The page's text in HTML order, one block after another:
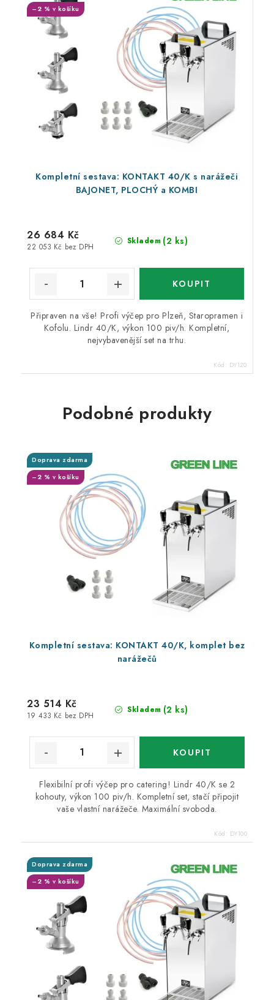
Kompletní sestava: KONTAKT 40/K s narážeči
BAJONET, PLOCHÝ a KOMBI
–2 % v košíku
Skladem (2 ks)
22 053 Kč bez DPH
26 684 Kč
Připraven na vše! Profi výčep pro Plzeň, Staropramen i
Kofolu. Lindr 40/K, výkon 100 piv/h. Kompletní,
nejvybavenější set na trhu.
Kód: DY120
Podobné produkty
Kompletní sestava: KONTAKT 40/K, komplet bez
narážečů
Doprava zdarma
–2 % v košíku
Skladem (2 ks)
19 433 Kč bez DPH
23 514 Kč
Flexibilní profi výčep pro catering! Lindr 40/K se 2
kohouty, výkon 100 piv/h. Kompletní set, stačí připojit
vaše vlastní narážeče. Maximální svoboda.
Kód: DY100
Doprava zdarma
–2 % v košíku